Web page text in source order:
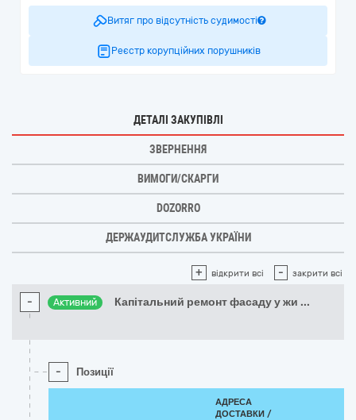
Витяг про відсутність судимості
Реєстр корупційних порушників
ДЕТАЛІ ЗАКУПІВЛІ
ЗВЕРНЕННЯ
ВИМОГИ/СКАРГИ
DOZORRO
ДЕРЖАУДИТСЛУЖБА УКРАЇНИ
+ відкрити всі - закрити всі
- Активний Капітальний ремонт фасаду у жи ...
- Позиції
АДРЕСА
ДОСТАВКИ /